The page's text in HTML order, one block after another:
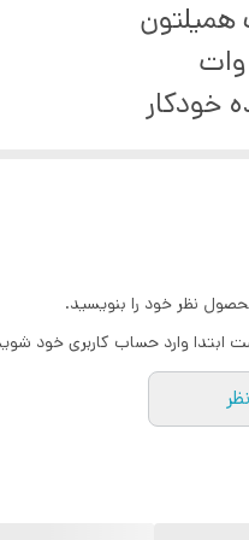
خودکار
نظر خود را بنویسید.
ابتدا وارد حساب کاربری خود